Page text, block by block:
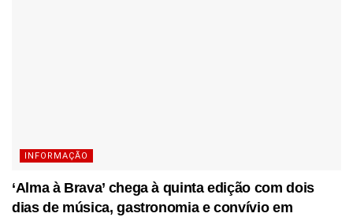
INFORMAÇÃO
‘Alma à Brava’ chega à quinta edição com dois
dias de música, gastronomia e convívio em